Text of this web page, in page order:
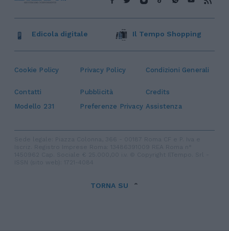
Cookie Policy Privacy Policy Condizioni Generali
Contatti Pubblicità
Credits
Modello 231
Preferenze Privacy Assistenza
Edicola digitale Il Tempo Shopping
TORNA SU